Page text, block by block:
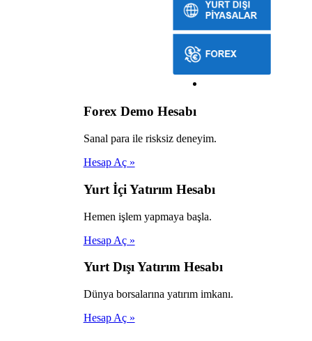
Forex Demo Hesabı
Sanal para ile risksiz deneyim.
Hesap Aç »
Yurt İçi Yatırım Hesabı
Hemen işlem yapmaya başla.
Hesap Aç »
Yurt Dışı Yatırım Hesabı
Dünya borsalarına yatırım imkanı.
Hesap Aç »